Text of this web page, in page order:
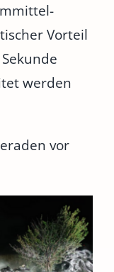
Vorteil
werden
vor